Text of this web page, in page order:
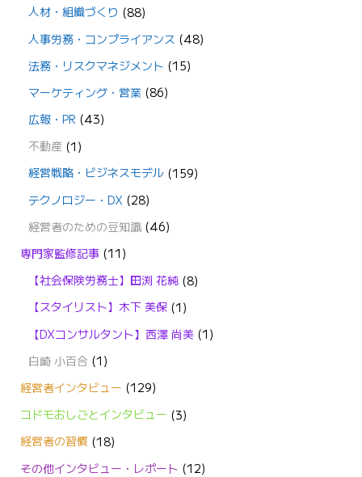
人材・組織づくり (88)
人事労務・コンプライアンス (48)
法務・リスクマネジメント (15)
マーケティング・営業 (86)
広報・PR (43)
不動産 (1)
経営戦略・ビジネスモデル (159)
テクノロジー・DX (28)
経営者のための豆知識(46)
専門家監修記事(11)
【社会保険労務士】田渕 花純 (8)
【スタイリスト】木下 美保 (1)
【DXコンサルタント】西澤 尚美 (1)
白崎 小百合 (1)
経営者インタビュー (129)
コドモおしごとインタビュー (3)
経営者の習慣(18)
その他インタビュー・レポート (12)